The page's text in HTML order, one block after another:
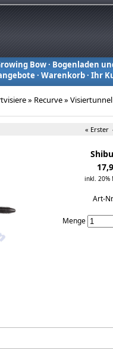
Bow· Bogenladen
· Warenkorb· Ihr
» Recurve»
« Erster
inkl. 20%
Art-
Menge